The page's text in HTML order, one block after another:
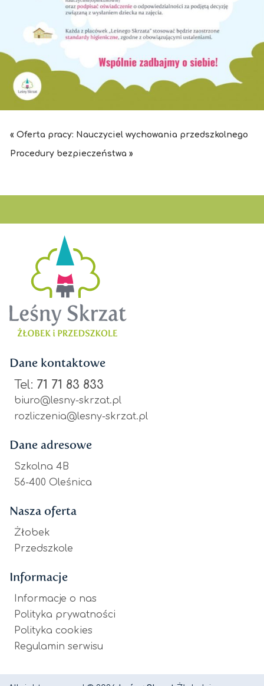
« Oferta pracy: Nauczyciel wychowania przedszkolnego
Procedury bezpieczeństwa »
Dane kontaktowe
Tel: 71 71 83 833
biuro@lesny-skrzat.pl
rozliczenia@lesny-skrzat.pl
Dane adresowe
Szkolna 4B
56-400 Oleśnica
Nasza oferta
Żłobek
Przedszkole
Informacje
Informacje o nas
Polityka prywatności
Polityka cookies
Regulamin serwisu